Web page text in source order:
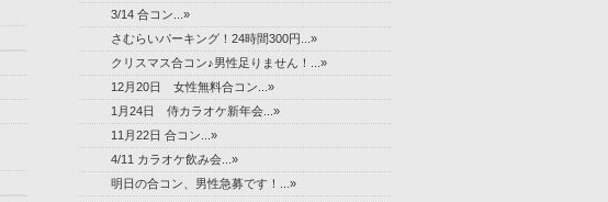
3/14 合コン...»
さむらいパーキング！24時間300円...»
クリスマス合コン♪男性足りません！...»
12月20日 女性無料合コン...»
1月24日 侍カラオケ新年会...»
11月22日 合コン...»
4/11 カラオケ飲み会...»
明日の合コン、男性急募です！...»